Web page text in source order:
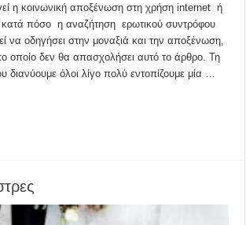
η κοινωνική αποξένωση στη χρήση internet ή
κατά πόσο η αναζήτηση ερωτικού συντρόφου
να οδηγήσει στην μοναξιά και την αποξένωση,
οποίο δεν θα απασχολήσει αυτό το άρθρο. Τη
διανύουμε όλοι λίγο πολύ εντοπίζουμε μία …